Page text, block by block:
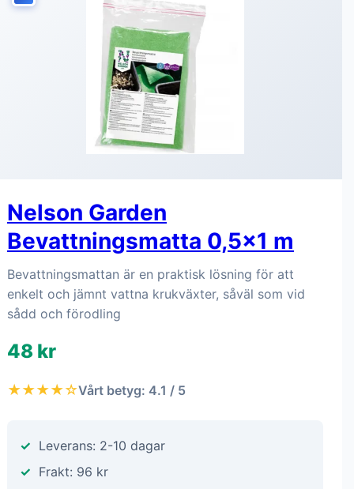
Nelson Garden
Bevattningsmatta 0,5x1 m
Bevattningsmattan är en praktisk lösning för att
enkelt och jämnt vattna krukväxter, såväl som vid
sådd och förodling
48 kr
★★★★☆Vårt betyg: 4.1 / 5
Leverans: 2-10 dagar
Frakt: 96 kr